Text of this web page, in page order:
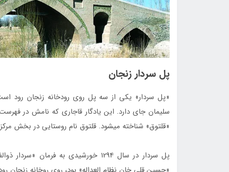
پل سردار زنجان
«پل سردار» یکی از سه پل روی رودخانه زنجان رود
سلیمان جای دارد. این یادگار قاجاری که نامش در
«قلتوق» شناخته می­شود. قلتوق نام روستایی در بخش